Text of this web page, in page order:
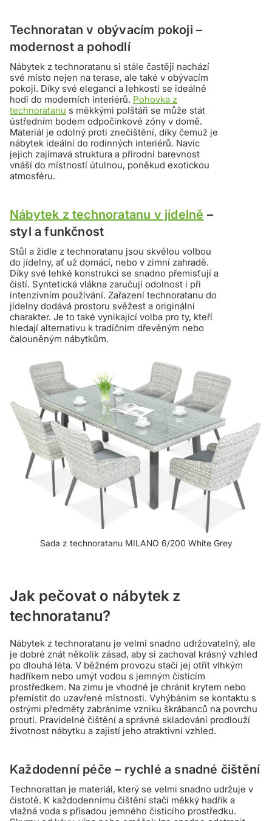
Technoratan v obývacím pokoji –
modernost a pohodlí
Nábytek z technoratanu si stále častěji nachází
své místo nejen na terase, ale také v obývacím
pokoji. Díky své eleganci a lehkosti se ideálně
hodí do moderních interiérů. Pohovka z
technoratanu s měkkými polštáři se může stát
ústředním bodem odpočinkové zóny v domě.
Materiál je odolný proti znečištění, díky čemuž je
nábytek ideální do rodinných interiérů. Navíc
jejich zajímavá struktura a přírodní barevnost
vnáší do místností útulnou, poněkud exotickou
atmosféru.
Nábytek z technoratanu v jídelně –
styl a funkčnost
Stůl a židle z technoratanu jsou skvělou volbou
do jídelny, ať už domácí, nebo v zimní zahradě.
Díky své lehké konstrukci se snadno přemisťují a
čistí. Syntetická vlákna zaručují odolnost i při
intenzivním používání. Zařazení technoratanu do
jídelny dodává prostoru svěžest a originální
charakter. Je to také vynikající volba pro ty, kteří
hledají alternativu k tradičním dřevěným nebo
čalouněným nábytkům.
Sada z technoratanu MILANO 6/200 White Grey
Jak pečovat o nábytek z
technoratanu?
Nábytek z technoratanu je velmi snadno udržovatelný, ale
je dobré znát několik zásad, aby si zachoval krásný vzhled
po dlouhá léta. V běžném provozu stačí jej otřít vlhkým
hadříkem nebo umýt vodou s jemným čisticím
prostředkem. Na zimu je vhodné je chránit krytem nebo
přemístit do uzavřené místnosti. Vyhýbáním se kontaktu s
ostrými předměty zabráníme vzniku škrábanců na povrchu
proutí. Pravidelné čištění a správné skladování prodlouží
životnost nábytku a zajistí jeho atraktivní vzhled.
Každodenní péče – rychlé a snadné čištění
Technorattan je materiál, který se velmi snadno udržuje v
čistotě. K každodennímu čištění stačí měkký hadřík a
vlažná voda s přísadou jemného čisticího prostředku.